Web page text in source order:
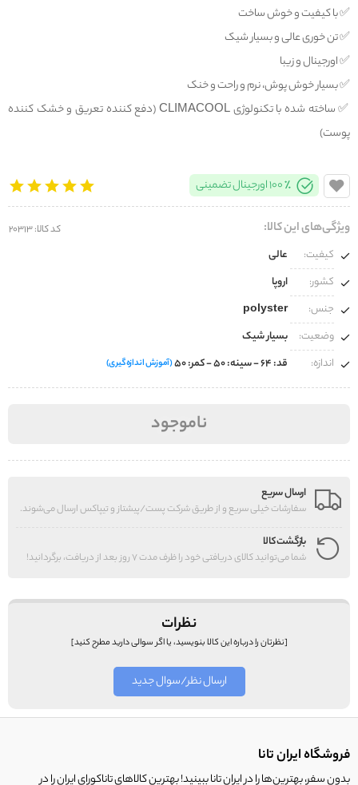
✅️ با کیفیت و خوش ساخت
✅️ تن خوری عالی و بسیار شیک
✅️ اورجینال و زیبا
✅️ بسیار خوش پوش، نرم و راحت و خنک
✅️ ساخته شده با تکنولوژی CLIMACOOL (دفع کننده تعریق و خشک کننده
پوست)
100% اورجینال تضمینی
ویژگی‌های این کالا: کد کالا: 20313
کیفیت:
عالی
کشور:
اروپا
جنس:
polyster
وضعیت:
بسیار شیک
اندازه:
قد: 64 - سینه: 50 - کمر: 50 (آموزش اندازه‌گیری)
ناموجود
ارسال سریع
سفارشات خیلی سریع و از طریق شرکت پست/پیشتاز و تیپاکس ارسال می‌شوند.
بازگشت کالا
شما می‌توانید کالای دریافتی خود را ظرف مدت 7 روز بعد از دریافت، برگردانید!
نظرات
[نظرتان را درباره این کالا بنویسید، یا اگر سوالی دارید مطرح کنید]
ارسال نظر/سوال جدید
فروشگاه ایران تانا
بدون سفر، بهترین‌ها را در ایران تانا ببینید! بهترین کالاهای تاناکورای ایران را در